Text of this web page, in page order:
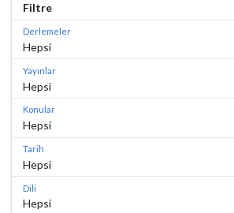
Filtre
Derlemeler
Hepsi
Yayınlar
Hepsi
Konular
Hepsi
Tarih
Hepsi
Dili
Hepsi